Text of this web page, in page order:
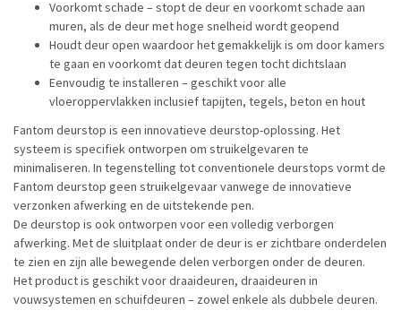
Voorkomt schade – stopt de deur en voorkomt schade aan
muren, als de deur met hoge snelheid wordt geopend
Houdt deur open waardoor het gemakkelijk is om door kamers
te gaan en voorkomt dat deuren tegen tocht dichtslaan
Eenvoudig te installeren – geschikt voor alle
vloeroppervlakken inclusief tapijten, tegels, beton en hout
Fantom deurstop is een innovatieve deurstop-oplossing. Het
systeem is specifiek ontworpen om struikelgevaren te
minimaliseren. In tegenstelling tot conventionele deurstops vormt de
Fantom deurstop geen struikelgevaar vanwege de innovatieve
verzonken afwerking en de uitstekende pen.
De deurstop is ook ontworpen voor een volledig verborgen
afwerking. Met de sluitplaat onder de deur is er zichtbare onderdelen
te zien en zijn alle bewegende delen verborgen onder de deuren.
Het product is geschikt voor draaideuren, draaideuren in
vouwsystemen en schuifdeuren – zowel enkele als dubbele deuren.